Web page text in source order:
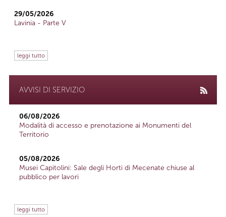
29/05/2026
Lavinia - Parte V
leggi tutto
AVVISI DI SERVIZIO
06/08/2026
Modalità di accesso e prenotazione ai Monumenti del
Territorio
05/08/2026
Musei Capitolini: Sale degli Horti di Mecenate chiuse al
pubblico per lavori
leggi tutto